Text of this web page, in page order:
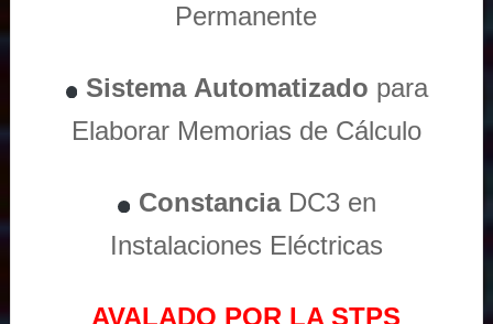
Permanente
Sistema Automatizado para
Elaborar Memorias de Cálculo
ConstanciaDC3 en
Instalaciones Eléctricas
AVALADO POR LA STPS